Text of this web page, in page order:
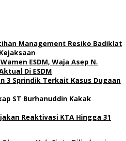
Management Resiko Badiklat
ESDM, Waja Asep N.
Di ESDM
3 Sprindik Terkait Kasus Dugaan
ST Burhanuddin Kakak
Reaktivasi KTA Hingga 31